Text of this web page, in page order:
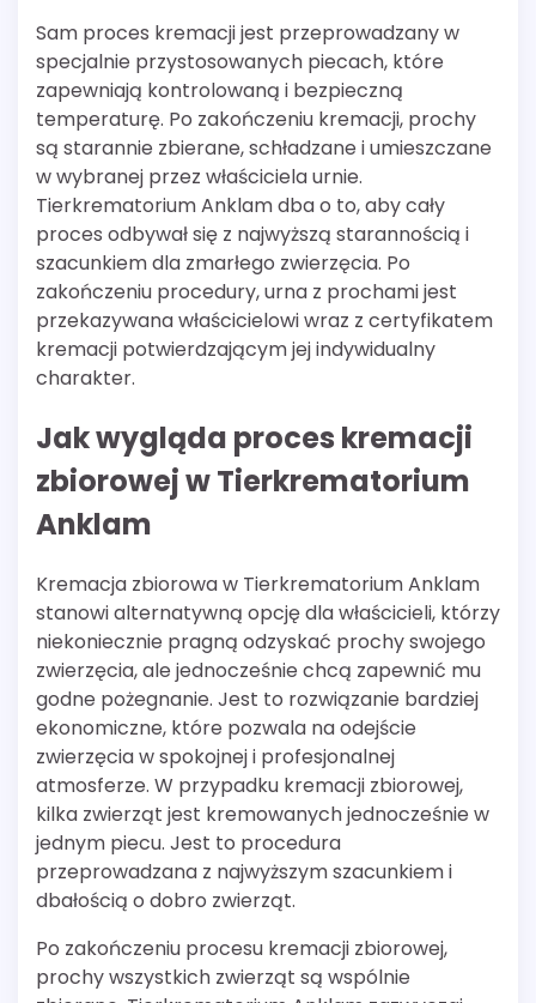
Sam proces kremacji jest przeprowadzany w
specjalnie przystosowanych piecach, które
zapewniają kontrolowaną i bezpieczną
temperaturę. Po zakończeniu kremacji, prochy
są starannie zbierane, schładzane i umieszczane
w wybranej przez właściciela urnie.
Tierkrematorium Anklam dba o to, aby cały
proces odbywał się z najwyższą starannością i
szacunkiem dla zmarłego zwierzęcia. Po
zakończeniu procedury, urna z prochami jest
przekazywana właścicielowi wraz z certyfikatem
kremacji potwierdzającym jej indywidualny
charakter.
Jak wygląda proces kremacji
zbiorowej w Tierkrematorium
Anklam
Kremacja zbiorowa w Tierkrematorium Anklam
stanowi alternatywną opcję dla właścicieli, którzy
niekoniecznie pragną odzyskać prochy swojego
zwierzęcia, ale jednocześnie chcą zapewnić mu
godne pożegnanie. Jest to rozwiązanie bardziej
ekonomiczne, które pozwala na odejście
zwierzęcia w spokojnej i profesjonalnej
atmosferze. W przypadku kremacji zbiorowej,
kilka zwierząt jest kremowanych jednocześnie w
jednym piecu. Jest to procedura
przeprowadzana z najwyższym szacunkiem i
dbałością o dobro zwierząt.
Po zakończeniu procesu kremacji zbiorowej,
prochy wszystkich zwierząt są wspólnie